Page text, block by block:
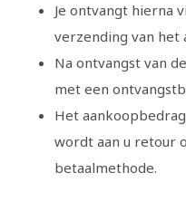
Je ontvangt hierna
verzending van het
Na ontvangst van
met een
Het
wordt aan u retour
betaalmethode.